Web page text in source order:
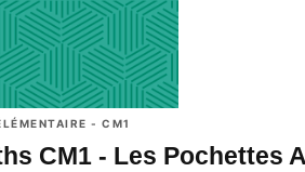
- CM1
CM1 - Les Pochettes